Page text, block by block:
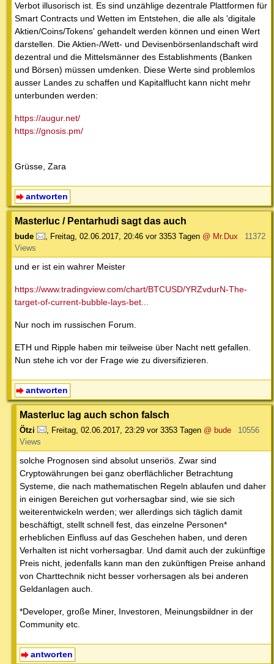
Verbot illusorisch ist. Es sind unzählige dezentrale Plattformen für
Smart Contracts und Wetten im Entstehen, die alle als 'digitale
Aktien/Coins/Tokens' gehandelt werden können und einen Wert
darstellen. Die Aktien-/Wett- und Devisenbörsenlandschaft wird
dezentral und die Mittelsmänner des Establishments (Banken
und Börsen) müssen umdenken. Diese Werte sind problemlos
ausser Landes zu schaffen und Kapitalflucht kann nicht mehr
unterbunden werden:
https://augur.net/
https://gnosis.pm/
Grüsse, Zara
antworten
Masterluc / Pentarhudi sagt das auch
bude , Freitag, 02.06.2017, 20:46 vor 3353 Tagen @ Mr.Dux
11372
Views
und er ist ein wahrer Meister
https://www.tradingview.com/chart/BTCUSD/YRZvdurN-The-
target-of-current-bubble-lays-bet...
Nur noch im russischen Forum.
ETH und Ripple haben mir teilweise über Nacht nett gefallen.
Nun stehe ich vor der Frage wie zu diversifizieren.
antworten
Masterluc lag auch schon falsch
Ötzi Freitag, 02.06.2017, 23:29 vor 3353 Tagen @ bude
10556
Views
solche Prognosen sind absolut unseriös. Zwar sind
Cryptowährungen bei ganz oberflächlicher Betrachtung
Systeme, die nach mathematischen Regeln ablaufen und daher
in einigen Bereichen gut vorhersagbar sind, wie sie sich
weiterentwickeln werden; wer allerdings sich täglich damit
beschäftigt, stellt schnell fest, das einzelne Personen*
erheblichen Einfluss auf das Geschehen haben, und deren
Verhalten ist nicht vorhersagbar. Und damit auch der zukünftige
Preis nicht, jedenfalls kann man den zukünftigen Preise anhand
von Charttechnik nicht besser vorhersagen als bei anderen
Geldanlagen auch.
*Developer, große Miner, Investoren, Meinungsbildner in der
Community etc.
antworten